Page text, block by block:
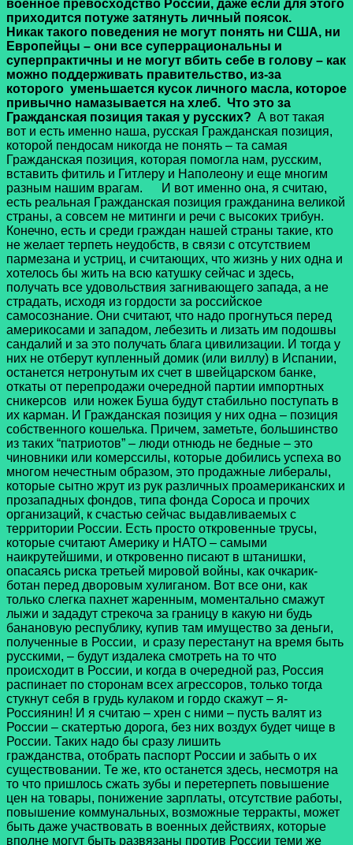
военное превосходство России, даже если для этого
приходится потуже затянуть личный поясок.
Никак такого поведения не могут понять ни США, ни
Европейцы – они все суперрациональны и
суперпрактичны и не могут вбить себе в голову – как
можно поддерживать правительство, из-за
которого уменьшается кусок личного масла, которое
привычно намазывается на хлеб. Что это за
Гражданская позиция такая у русских? А вот такая
вот и есть именно наша, русская Гражданская позиция,
которой пендосам никогда не понять – та самая
Гражданская позиция, которая помогла нам, русским,
вставить фитиль и Гитлеру и Наполеону и еще многим
разным нашим врагам.
И вот именно она, я считаю,
есть реальная Гражданская позиция гражданина великой
страны, а совсем не митинги и речи с высоких трибун.
Конечно, есть и среди граждан нашей страны такие, кто
не желает терпеть неудобств, в связи с отсутствием
пармезана и устриц, и считающих, что жизнь у них одна и
хотелось бы жить на всю катушку сейчас и здесь,
получать все удовольствия загнивающего запада, а не
страдать, исходя из гордости за российское
самосознание. Они считают, что надо прогнуться перед
америкосами и западом, лебезить и лизать им подошвы
сандалий и за это получать блага цивилизации. И тогда у
них не отберут купленный домик (или виллу) в Испании,
останется нетронутым их счет в швейцарском банке,
откаты от перепродажи очередной партии импортных
сникерсов или ножек Буша будут стабильно поступать в
их карман. И Гражданская позиция у них одна – позиция
собственного кошелька. Причем, заметьте, большинство
из таких “патриотов” – люди отнюдь не бедные – это
чиновники или комерссилы, которые добились успеха во
многом нечестным образом, это продажные либералы,
которые сытно жрут из рук различных проамериканских и
прозападных фондов, типа фонда Сороса и прочих
организаций, к счастью сейчас выдавливаемых с
территории России. Есть просто откровенные трусы,
которые считают Америку и НАТО – самыми
наикрутейшими, и откровенно писают в штанишки,
опасаясь риска третьей мировой войны, как очкарик-
ботан перед дворовым хулиганом. Вот все они, как
только слегка пахнет жаренным, моментально смажут
лыжи и зададут стрекоча за границу в какую ни будь
банановую республику, купив там имущество за деньги,
полученные в России, и сразу перестанут на время быть
русскими, – будут издалека смотреть на то что
происходит в России, и когда в очередной раз, Россия
распинает по сторонам всех агрессоров, только тогда
стукнут себя в грудь кулаком и гордо скажут – я-
Россиянин! И я считаю – хрен с ними – пусть валят из
России – скатертью дорога, без них воздух будет чище в
России. Таких надо бы сразу лишить
гражданства, отобрать паспорт России и забыть о их
существовании. Те же, кто останется здесь, несмотря на
то что пришлось сжать зубы и перетерпеть повышение
цен на товары, понижение зарплаты, отсутствие работы,
повышение коммунальных, возможные терракты, может
быть даже участвовать в военных действиях, которые
вполне могут быть развязаны против России теми же